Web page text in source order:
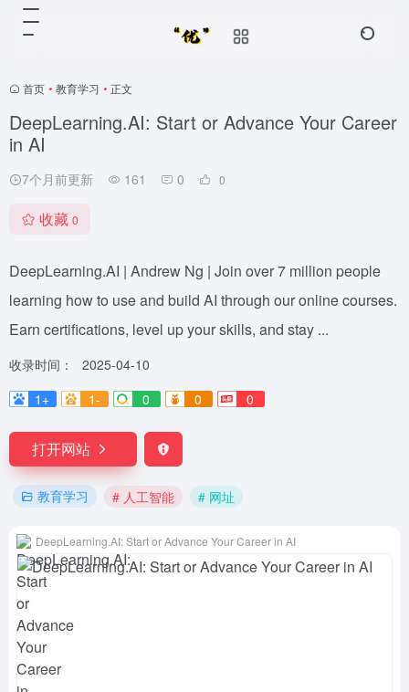
首页 • 教育学习 • 正文
DeepLearning.AI: Start or Advance Your Career
in AI
7个月前更新 161 0 0
收藏 0
DeepLearning.AI | Andrew Ng | Join over 7 million people
learning how to use and build AI through our online courses.
Earn certifications, level up your skills, and stay ...
收录时间：
2025-04-10
1+
1- 0 0 0
打开网站
教育学习 # 人工智能 # 网址
DeepLearning.AI: Start or Advance Your Career in AI